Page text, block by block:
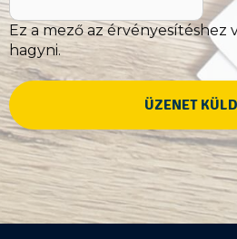
Ez a mező az érvényesítéshez
hagyni.